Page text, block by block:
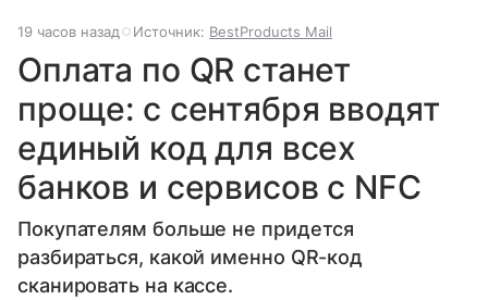
19 часов назад Источник: BestProducts Mail
Оплата по QR станет
проще: с сентября вводят
единый код для всех
банков и сервисов с NFC
Покупателям больше не придется
разбираться, какой именно QR-код
сканировать на кассе.